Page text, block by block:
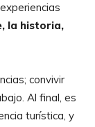
la historia,
convivir
Al final, es
turística, y